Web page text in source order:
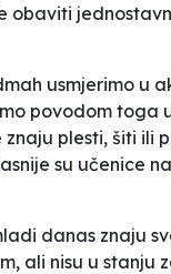
obaviti
usmjerimo u
povodom toga
znaju plesti, šiti
su učenice
danas znaju
ali nisu u stanju